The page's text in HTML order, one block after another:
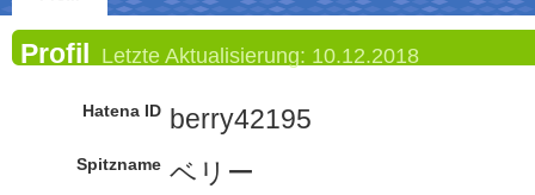
Profil Letzte Aktualisierung: 10.12.2018
Hatena ID berry42195
Spitzname ベリー